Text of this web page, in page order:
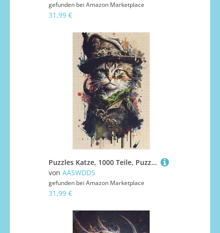
gefunden bei Amazon Marketplace
31,99 €
Puzzles Katze, 1000 Teile, Puzzle Aus Holz Für Erwachsene Und Kinder Ab 12 Jahren, Lernspielzeug 78×53cm
von AASWDDS
gefunden bei Amazon Marketplace
31,99 €